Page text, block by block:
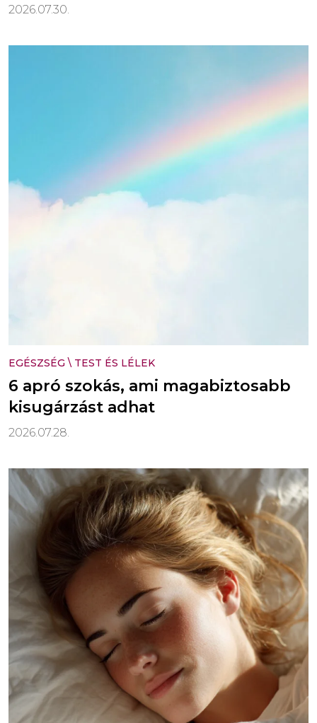
2026.07.30.
EGÉSZSÉG \ TEST ÉS LÉLEK
6 apró szokás, ami magabiztosabb
kisugárzást adhat
2026.07.28.